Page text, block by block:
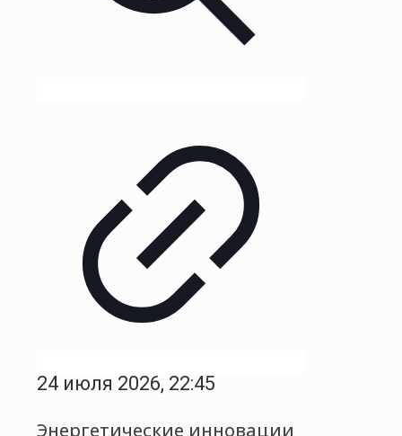
24 июля 2026, 22:45
Энергетические инновации